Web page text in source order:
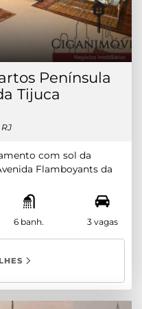
Península
Tijuca
com sol da
Flamboyants da
com teto
e split, varanda
vidro, vista
com armários,
Disponibilidade e
Ciganimóveis CJ:
venda na Avenida
6 banh. 3 vagas